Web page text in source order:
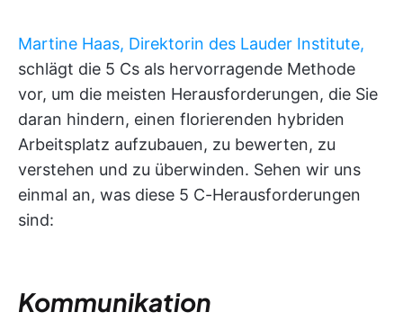
Martine Haas, Direktorin des Lauder Institute,
schlägt die 5 Cs als hervorragende Methode
vor, um die meisten Herausforderungen, die Sie
daran hindern, einen florierenden hybriden
Arbeitsplatz aufzubauen, zu bewerten, zu
verstehen und zu überwinden. Sehen wir uns
einmal an, was diese 5 C-Herausforderungen
sind:
Kommunikation